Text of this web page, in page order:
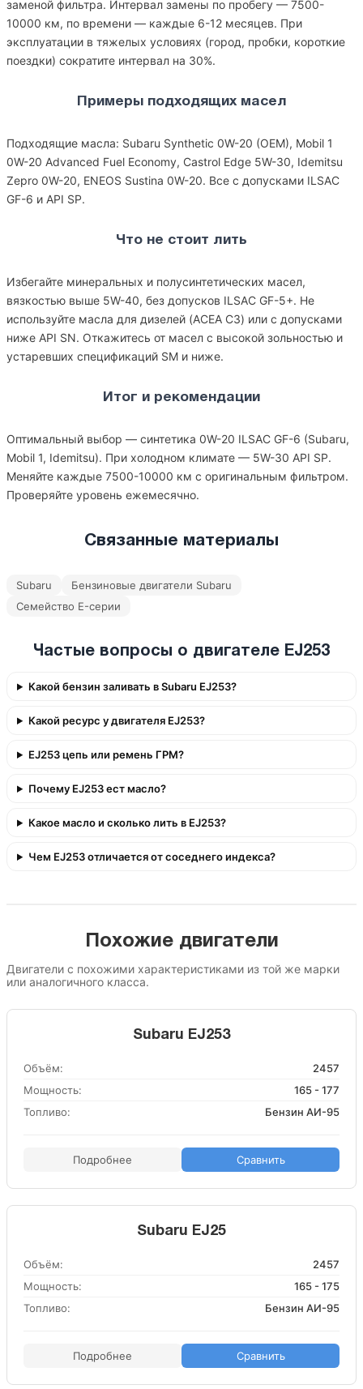
заменой фильтра. Интервал замены по пробегу — 7500-
10000 км, по времени — каждые 6-12 месяцев. При
эксплуатации в тяжелых условиях (город, пробки, короткие
поездки) сократите интервал на 30%.
Примеры подходящих масел
Подходящие масла: Subaru Synthetic 0W-20 (OEM), Mobil 1
0W-20 Advanced Fuel Economy, Castrol Edge 5W-30, Idemitsu
Zepro 0W-20, ENEOS Sustina 0W-20. Все с допусками ILSAC
GF-6 и API SP.
Что не стоит лить
Избегайте минеральных и полусинтетических масел,
вязкостью выше 5W-40, без допусков ILSAC GF-5+. Не
используйте масла для дизелей (ACEA C3) или с допусками
ниже API SN. Откажитесь от масел с высокой зольностью и
устаревших спецификаций SM и ниже.
Итог и рекомендации
Оптимальный выбор — синтетика 0W-20 ILSAC GF-6 (Subaru,
Mobil 1, Idemitsu). При холодном климате — 5W-30 API SP.
Меняйте каждые 7500-10000 км с оригинальным фильтром.
Проверяйте уровень ежемесячно.
Связанные материалы
Subaru
Бензиновые двигатели Subaru
Семейство E-серии
Частые вопросы о двигателе EJ253
Какой бензин заливать в Subaru EJ253?
Какой ресурс у двигателя EJ253?
EJ253 цепь или ремень ГРМ?
Почему EJ253 ест масло?
Какое масло и сколько лить в EJ253?
Чем EJ253 отличается от соседнего индекса?
Похожие двигатели
Двигатели с похожими характеристиками из той же марки
или аналогичного класса.
Subaru EJ253
Объём:
2457
Мощность:
165 - 177
Топливо:
Бензин АИ-95
Подробнее Сравнить
Subaru EJ25
Объём:
2457
Мощность:
165 - 175
Топливо:
Бензин АИ-95
Подробнее Сравнить